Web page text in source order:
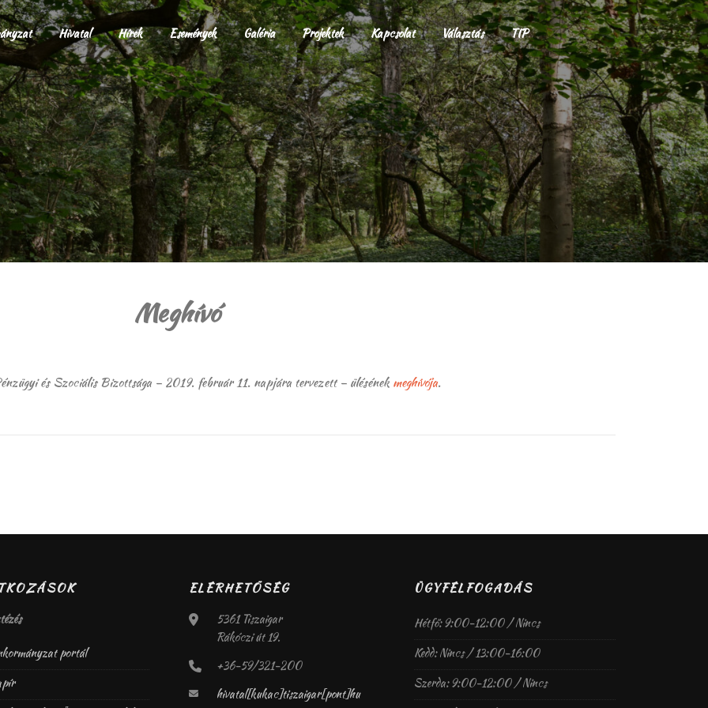
Hivatal Hírek Események Galéria Projektek Kapcsolat Választás TIP
Meghívó
és Szociális Bizottsága – 2019. február 11. napjára tervezett – ülésének meghívója.
portál
ELÉRHETŐSÉG
5361 Tiszaigar
Rákóczi út 19.
+36-59/321-200
hivatal[kukac]tiszaigar[pont]hu
ÜGYFÉLFOGADÁS
Hétfő: 9:00-12:00 / Nincs
Kedd: Nincs / 13:00-16:00
Szerda: 9:00-12:00 / Nincs